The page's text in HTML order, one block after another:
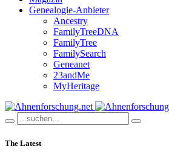
Genealogie-Anbieter
Ancestry
FamilyTreeDNA
FamilyTree
FamilySearch
Geneanet
23andMe
MyHeritage
The Latest